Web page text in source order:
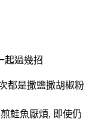
起過幾招
都是撒鹽撒胡椒粉
鮭魚厭煩, 即使仍